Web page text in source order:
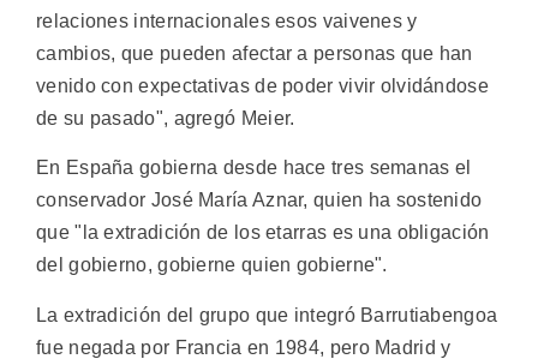
relaciones internacionales esos vaivenes y
cambios, que pueden afectar a personas que han
venido con expectativas de poder vivir olvidándose
de su pasado", agregó Meier.
En España gobierna desde hace tres semanas el
conservador José María Aznar, quien ha sostenido
que "la extradición de los etarras es una obligación
del gobierno, gobierne quien gobierne".
La extradición del grupo que integró Barrutiabengoa
fue negada por Francia en 1984, pero Madrid y